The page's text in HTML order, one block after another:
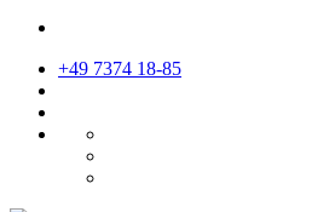
+49 7374 18-85